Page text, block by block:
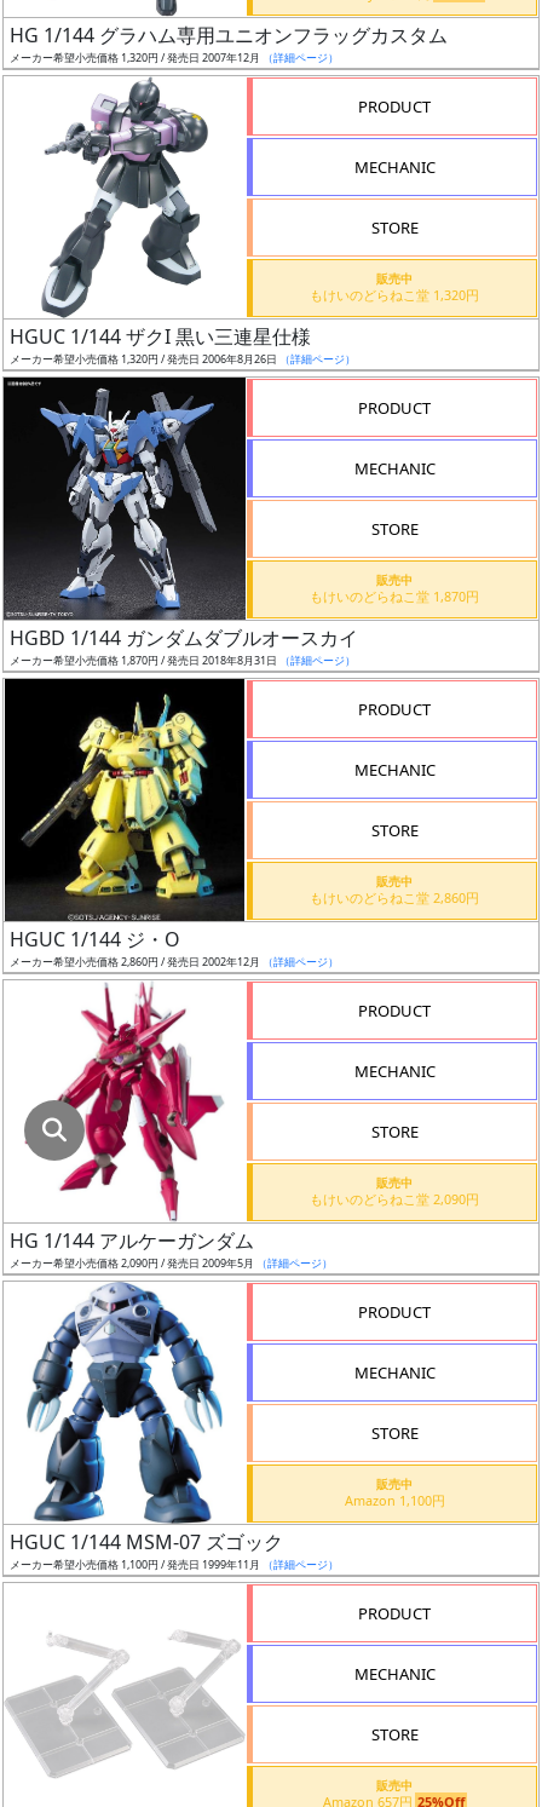
割
引
店
舗
店
最
安
ク
ス
ア
ー
タ
ー
属
（β）
HG 1/144 グラハム専用ユニオンフラッグカスタム
メーカー希望小売価格 1,320円 / 発売日 2007年12月 （詳細ページ）
PRODUCT
MECHANIC
STORE
販売中
もけいのどらねこ堂 1,320円
HGUC 1/144 ザクI 黒い三連星仕様
メーカー希望小売価格 1,320円 / 発売日 2006年8月26日 （詳細ページ）
PRODUCT
MECHANIC
STORE
販売中
もけいのどらねこ堂 1,870円
HGBD 1/144 ガンダムダブルオースカイ
メーカー希望小売価格 1,870円 / 発売日 2018年8月31日 （詳細ページ）
PRODUCT
MECHANIC
STORE
販売中
もけいのどらねこ堂 2,860円
HGUC 1/144 ジ・O
メーカー希望小売価格 2,860円 / 発売日 2002年12月 （詳細ページ）
PRODUCT
MECHANIC
STORE
販売中
もけいのどらねこ堂 2,090円
HG 1/144 アルケーガンダム
メーカー希望小売価格 2,090円 / 発売日 2009年5月 （詳細ページ）
PRODUCT
MECHANIC
STORE
販売中
Amazon 1,100円
HGUC 1/144 MSM-07 ズゴック
メーカー希望小売価格 1,100円 / 発売日 1999年11月 （詳細ページ）
PRODUCT
MECHANIC
STORE
販売中
Amazon 657円 25%Off